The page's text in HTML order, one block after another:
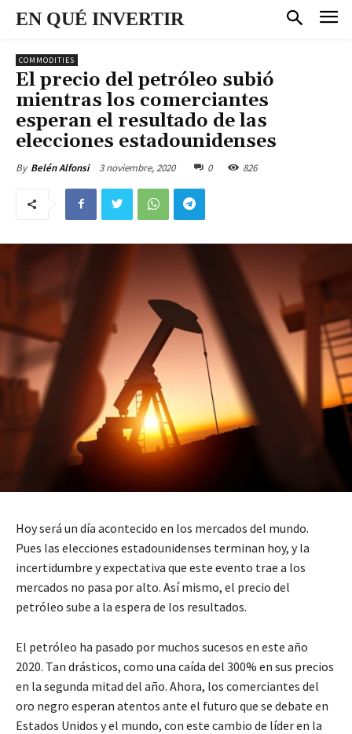
EN QUÉ INVERTIR
COMMODITIES
El precio del petróleo subió
mientras los comerciantes
esperan el resultado de las
elecciones estadounidenses
By Belén Alfonsi 3 noviembre, 2020 0 826
Hoy será un día acontecido en los mercados del mundo.
Pues las elecciones estadounidenses terminan hoy, y la
incertidumbre y expectativa que este evento trae a los
mercados no pasa por alto. Así mismo, el precio del
petróleo sube a la espera de los resultados.
El petróleo ha pasado por muchos sucesos en este año
2020. Tan drásticos, como una caída del 300% en sus precios
en la segunda mitad del año. Ahora, los comerciantes del
oro negro esperan atentos ante el futuro que se debate en
Estados Unidos y el mundo, con este cambio de líder en la